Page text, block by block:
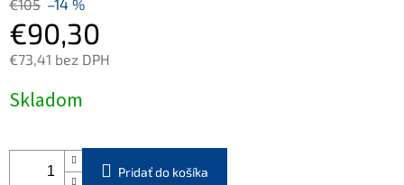
€105 –14 %
€90,30
€73,41 bez DPH
cena:
Skladom
Pridať do košíka